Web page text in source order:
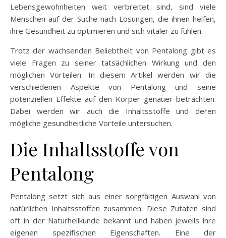
Lebensgewohnheiten weit verbreitet sind, sind viele
Menschen auf der Suche nach Lösungen, die ihnen helfen,
ihre Gesundheit zu optimieren und sich vitaler zu fühlen.
Trotz der wachsenden Beliebtheit von Pentalong gibt es
viele Fragen zu seiner tatsächlichen Wirkung und den
möglichen Vorteilen. In diesem Artikel werden wir die
verschiedenen Aspekte von Pentalong und seine
potenziellen Effekte auf den Körper genauer betrachten.
Dabei werden wir auch die Inhaltsstoffe und deren
mögliche gesundheitliche Vorteile untersuchen.
Die Inhaltsstoffe von
Pentalong
Pentalong setzt sich aus einer sorgfältigen Auswahl von
natürlichen Inhaltsstoffen zusammen. Diese Zutaten sind
oft in der Naturheilkunde bekannt und haben jeweils ihre
eigenen spezifischen Eigenschaften. Eine der